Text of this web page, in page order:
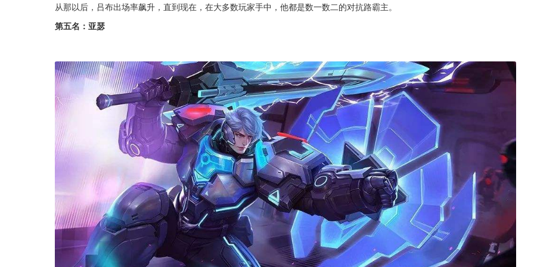
从那以后，吕布出场率飙升，直到现在，在大多数玩家手中，他都是数一数二的对抗路霸主。
第五名：亚瑟